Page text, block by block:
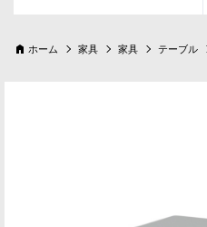
ホーム 家具 家具 テーブル